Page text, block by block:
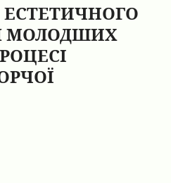
МОЛОДШИХ